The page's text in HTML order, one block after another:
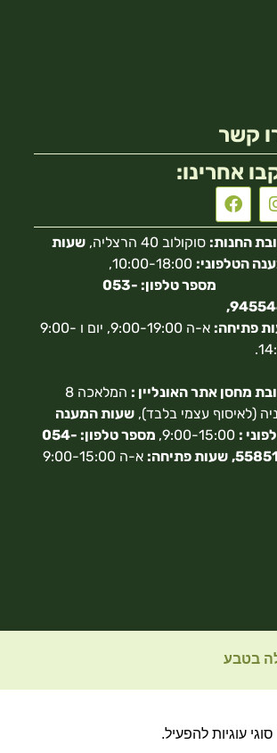
קשר
אחרינו:
החנות: סוקולוב 40 הרצליה,
שעות
הטלפוני:
10:00-18:00,
מספר טלפון: 053-
פתיחה:
א-ה 9:00-19:00, יום ו 9:00-
מחסן אתר האונליין :
המלאכה 8
(לאיסוף עצמי בלבד),שעות המענה
:
9:00-15:00,
מספר טלפון: 054-
שעות פתיחה: א-ה 9:00-15:00
בטבע
עוגיות להפעיל.